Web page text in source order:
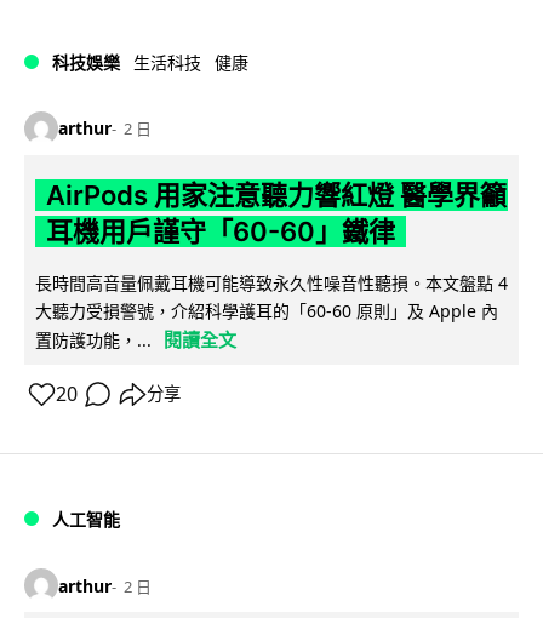
科技娛樂 生活科技 健康
arthur 2 日
AirPods 用家注意聽力響紅燈 醫學界籲
耳機用戶謹守「60-60」鐵律
長時間高音量佩戴耳機可能導致永久性噪音性聽損。本文盤點 4
大聽力受損警號，介紹科學護耳的「60-60 原則」及 Apple 內
置防護功能，...
閱讀全文
20 分享
人工智能
arthur 2 日